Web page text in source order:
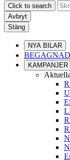
Click to search
Avbryt
Stäng
NYA BILAR
KAMPANJER